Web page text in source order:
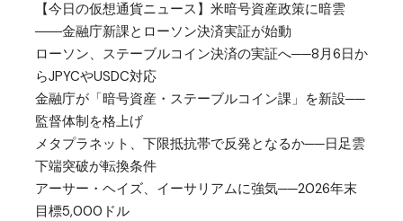
【今日の仮想通貨ニュース】米暗号資産政策に暗雲
――金融庁新課とローソン決済実証が始動
ローソン、ステーブルコイン決済の実証へ──8月6日か
らJPYCやUSDC対応
金融庁が「暗号資産・ステーブルコイン課」を新設──
監督体制を格上げ
メタプラネット、下限抵抗帯で反発となるか──日足雲
下端突破が転換条件
アーサー・ヘイズ、イーサリアムに強気──2026年末
目標5,000ドル